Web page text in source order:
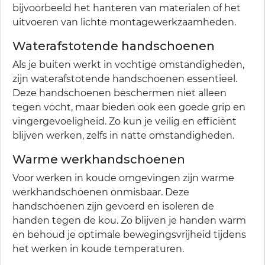
bijvoorbeeld het hanteren van materialen of het
uitvoeren van lichte montagewerkzaamheden.
Waterafstotende handschoenen
Als je buiten werkt in vochtige omstandigheden,
zijn waterafstotende handschoenen essentieel.
Deze handschoenen beschermen niet alleen
tegen vocht, maar bieden ook een goede grip en
vingergevoeligheid. Zo kun je veilig en efficiënt
blijven werken, zelfs in natte omstandigheden.
Warme werkhandschoenen
Voor werken in koude omgevingen zijn warme
werkhandschoenen onmisbaar. Deze
handschoenen zijn gevoerd en isoleren de
handen tegen de kou. Zo blijven je handen warm
en behoud je optimale bewegingsvrijheid tijdens
het werken in koude temperaturen.